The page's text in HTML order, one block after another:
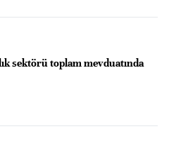
sektörü toplam mevduatında